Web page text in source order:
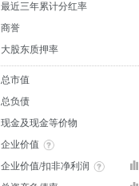
最近三年累计分红率
商誉
大股东质押率
总市值
总负债
现金及现金等价物
企业价值
企业价值/扣非净利润